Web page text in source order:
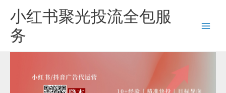
小红书聚光投流全包服
务